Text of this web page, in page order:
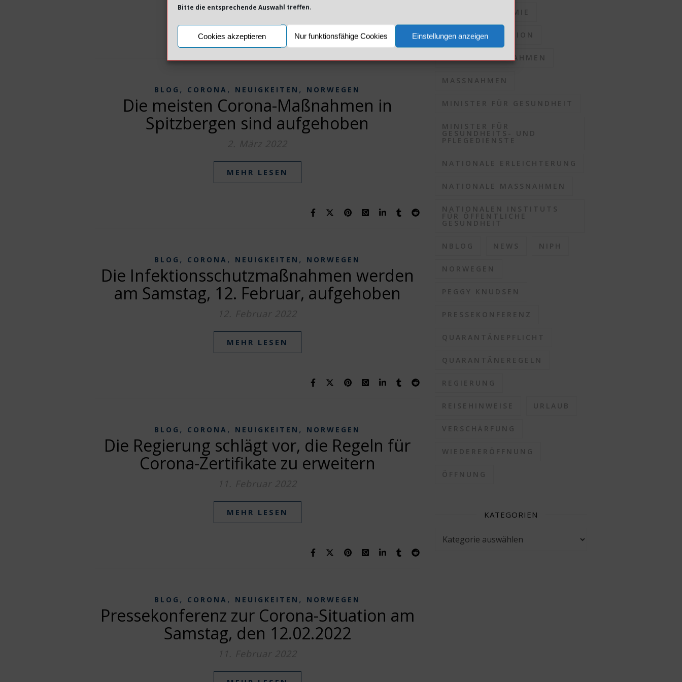
Bitte die entsprechende Auswahl treffen.
Cookies akzeptieren Nur funktionsfähige Cookies Einstellungen anzeigen
MEHR LESEN
BLOG , CORONA , NEUIGKEITEN , NORWEGEN
Die meisten Corona-Maßnahmen in
Spitzbergen sind aufgehoben
2. März 2022
MEHR LESEN
BLOG , CORONA , NEUIGKEITEN , NORWEGEN
Die Infektionsschutzmaßnahmen werden
am Samstag, 12. Februar, aufgehoben
12. Februar 2022
MEHR LESEN
BLOG , CORONA , NEUIGKEITEN , NORWEGEN
Die Regierung schlägt vor, die Regeln für
Corona-Zertifikate zu erweitern
11. Februar 2022
MEHR LESEN
BLOG , CORONA , NEUIGKEITEN , NORWEGEN
Pressekonferenz zur Corona-Situation am
Samstag, den 12.02.2022
11. Februar 2022
KORONAPANDEMIE
KORONASITUATION
LOKALE MASSNAHMEN
MASSNAHMEN
MINISTER FÜR GESUNDHEIT
MINISTER FÜR
GESUNDHEITS- UND
PFLEGEDIENSTE
NATIONALE ERLEICHTERUNG
NATIONALE MASSNAHMEN
NATIONALEN INSTITUTS
FÜR ÖFFENTLICHE
GESUNDHEIT
NBLOG NEWS NIPH
NORWEGEN
PEGGY KNUDSEN
PRESSEKONFERENZ
QUARANTÄNEPFLICHT
QUARANTÄNEREGELN
REGIERUNG
REISEHINWEISE URLAUB
VERSCHÄRFUNG
WIEDERERÖFFNUNG
ÖFFNUNG
KATEGORIEN